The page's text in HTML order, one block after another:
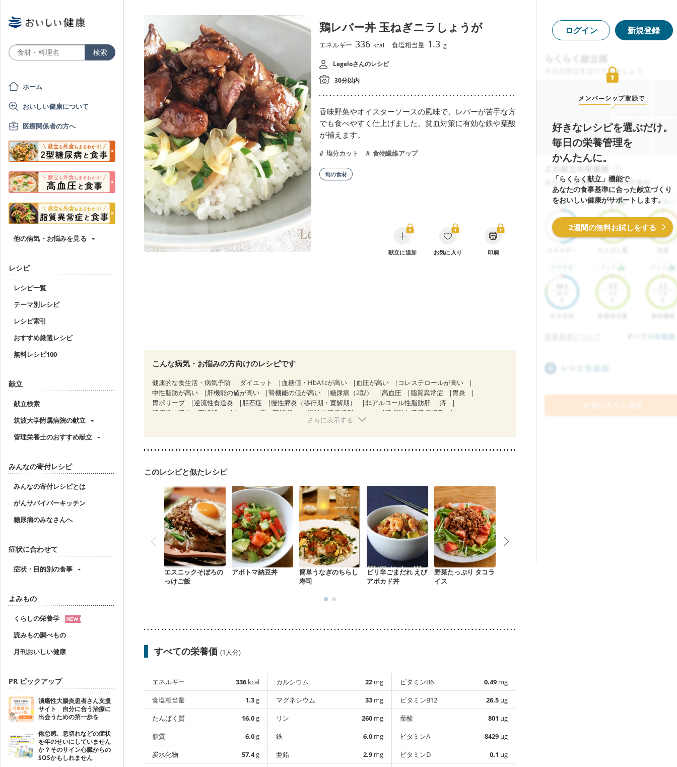
ホーム
おいしい健康について
医療関係者の方へ
他の病気・お悩みを見る
レシピ
レシピ一覧
テーマ別レシピ
レシピ索引
おすすめ厳選レシピ
無料レシピ100
献立
献立検索
筑波大学附属病院の献立
管理栄養士のおすすめ献立
みんなの寄付レシピ
みんなの寄付レシピとは
がんサバイバーキッチン
糖尿病のみなさんへ
症状に合わせて
症状・目的別の食事
よみもの
くらしの栄養学
読みもの調べもの
月刊おいしい健康
PR ピックアップ
潰瘍性大腸炎患者さん支援
サイト 自分に合う治療に
出会うための第一歩を
倦怠感、息切れなどの症状
を年のせいにしていません
か？そのサイン心臓からの
SOSかもしれません
鶏レバー丼 玉ねぎニラしょうが
エネルギー 336 kcal 食塩相当量 1.3 g
Legeloさんのレシピ
30分以内
香味野菜やオイスターソースの風味で、レバーが苦手な方
でも食べやすく仕上げました。貧血対策に有効な鉄や葉酸
が補えます。
塩分カット 食物繊維アップ
旬の食材
献立に追加 お気に入り 印刷
こんな病気・お悩みの方向けのレシピです
健康的な食生活・病気予防 ダイエット 血糖値・HbA1cが高い 血圧が高い
コレステロールが高い
中性脂肪が高い
肝機能の値が高い 腎機能の値が高い 糖尿病（2型） 高血圧 脂質異常症
胃炎
胃ポリープ
逆流性食道炎 胆石症 慢性膵炎（移行期・寛解期） 非アルコール性脂肪肝
痔
潰瘍性大腸炎（寛解期）
クローン病（寛解期） 過敏性腸症候群（IBS）
睡眠時無呼吸症候群
糖尿病性腎症（第３期）
産後（ミルク）
骨折 関節リウマチ 乾癬 フレイル（年齢に合わせた体作り） 貧血対策
ニキビ・肌荒れ
さらに表示する
このレシピと似たレシピ
エスニックそぼろの
っけご飯
アボトマ納豆丼
簡単うなぎのちらし
寿司
ピリ辛ごまだれ えび
アボカド丼
野菜たっぷり タコラ
イス
すべての栄養価 (1人分)
エネルギー 336 kcal
食塩相当量
1.3g
たんぱく質
16.0g
脂質
6.0g
炭水化物
57.4g
カルシウム 22 mg
マグネシウム
33 mg
リン
260 mg
鉄
6.0 mg
亜鉛
2.9 mg
ビタミンB6 0.49 mg
ビタミンB12
26.5 µg
葉酸
801 µg
ビタミンA
8429 µg
ビタミンD
0.1 µg
ログイン 新規登録
好きなレシピを選ぶだけ。
毎日の栄養管理を
かんたんに。
「らくらく献立」機能で
あなたの食事基準に合った献立づくり
をおいしい健康がサポートします。
2週間の無料お試しをする